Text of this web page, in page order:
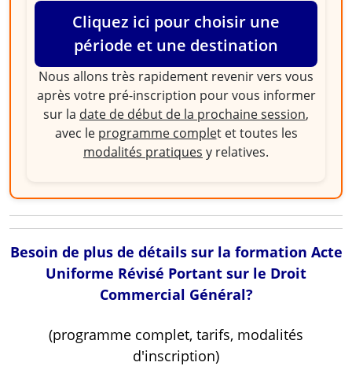
Cliquez ici pour choisir une
période et une destination
Nous allons très rapidement revenir vers vous
après votre pré-inscription pour vous informer
sur la date de début de la prochaine session,
avec le programme complet et toutes les
modalités pratiques y relatives.
Besoin de plus de détails sur la formation Acte
Uniforme Révisé Portant sur le Droit
Commercial Général?
(programme complet, tarifs, modalités
d'inscription)